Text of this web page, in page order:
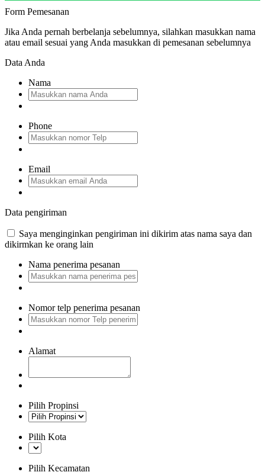
Form Pemesanan
Jika Anda pernah berbelanja sebelumnya, silahkan masukkan nama
atau email sesuai yang Anda masukkan di pemesanan sebelumnya
Data Anda
Nama
Phone
Email
Data pengiriman
Saya menginginkan pengiriman ini dikirim atas nama saya dan
dikirmkan ke orang lain
Nama penerima pesanan
Nomor telp penerima pesanan
Alamat
Pilih Propinsi
Pilih Kota
Pilih Kecamatan